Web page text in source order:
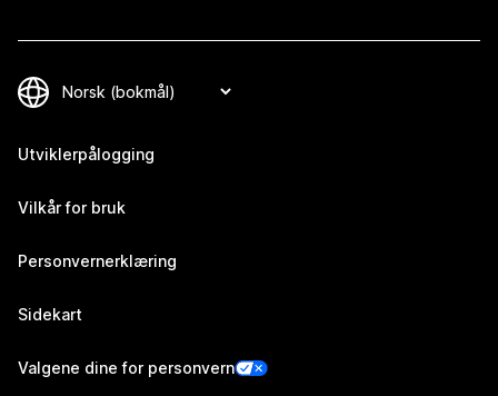
Utviklerpålogging
Vilkår for bruk
Personvernerklæring
Sidekart
Valgene dine for personvern